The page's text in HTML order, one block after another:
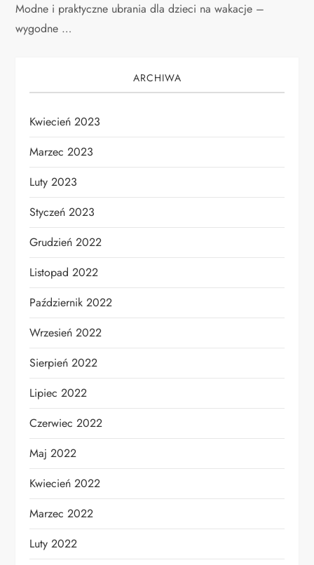
Modne i praktyczne ubrania dla dzieci na wakacje –
wygodne …
ARCHIWA
Kwiecień 2023
Marzec 2023
Luty 2023
Styczeń 2023
Grudzień 2022
Listopad 2022
Październik 2022
Wrzesień 2022
Sierpień 2022
Lipiec 2022
Czerwiec 2022
Maj 2022
Kwiecień 2022
Marzec 2022
Luty 2022